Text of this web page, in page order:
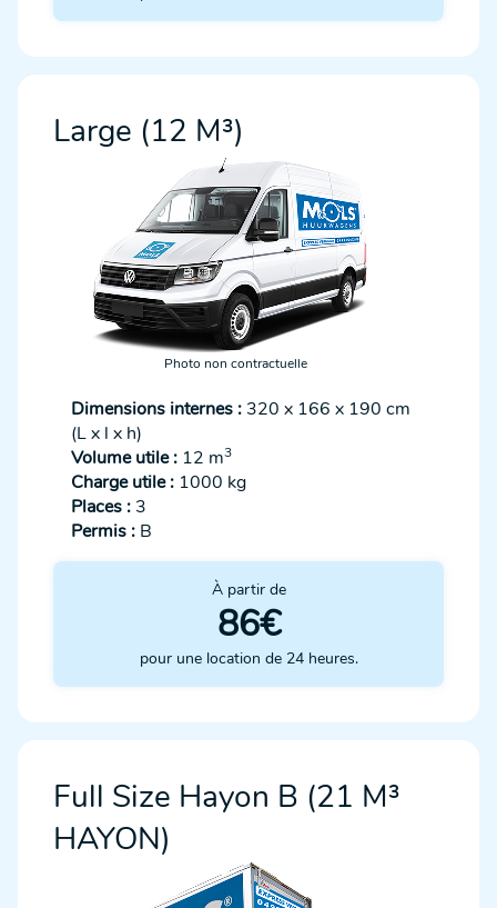
Large (12 M³)
Photo non contractuelle
Dimensions internes : 320 x 166 x 190 cm
(L x l x h)
Volume utile : 12 m3
Charge utile : 1000 kg
Places : 3
Permis : B
À partir de
86€
pour une location de 24 heures.
Full Size Hayon B (21 M³
HAYON)